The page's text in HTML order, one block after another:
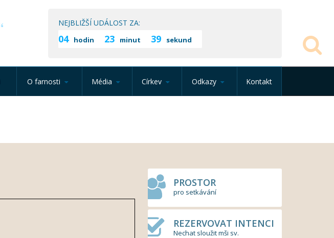
NEJBLIŽŠÍ UDÁLOST ZA:
04 hodin 23 minut 39 sekund
O farnosti Média Církev Odkazy Kontakt
PROSTOR
pro setkávání
REZERVOVAT INTENCI
Nechat sloužit mši sv.